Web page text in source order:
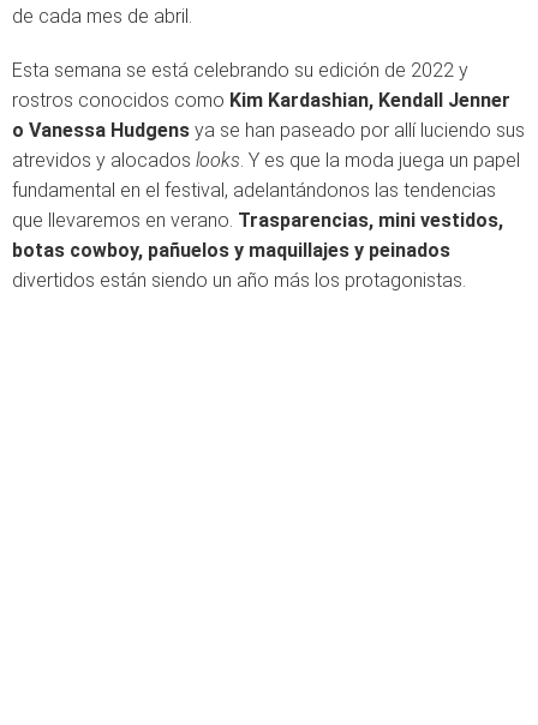
de cada mes de abril.
Esta semana se está celebrando su edición de 2022 y
rostros conocidos como Kim Kardashian, Kendall Jenner
o Vanessa Hudgens ya se han paseado por allí luciendo sus
atrevidos y alocados looks. Y es que la moda juega un papel
fundamental en el festival, adelantándonos las tendencias
que llevaremos en verano. Trasparencias, mini vestidos,
botas cowboy, pañuelos y maquillajes y peinados
divertidos están siendo un año más los protagonistas.